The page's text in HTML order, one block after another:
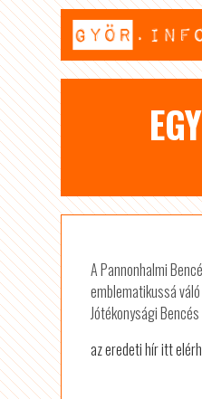
A Pannonhalmi
emblematikussá
Jótékonysági
az eredeti hír itt